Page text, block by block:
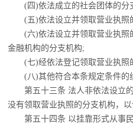
(四)依法成立的社会团体的分
(五)依法设立并领取营业执照
(六)依法设立并领取营业执
金融机构的分支机构;
(七)经依法登记领取营业执照
(八)其他符合本条规定条件的
第五十三条 法人非依法设立
没有领取营业执照的分支机构，
第五十四条 以挂靠形式从事